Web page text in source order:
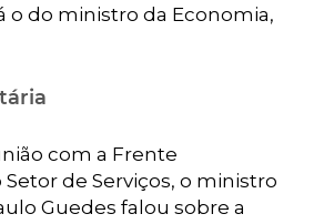
o do ministro da Economia,
com a Frente
de Serviços, o ministro
Guedes falou sobre a